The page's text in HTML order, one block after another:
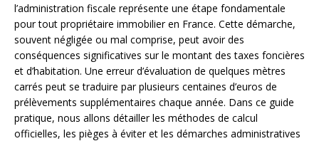
l’administration fiscale représente une étape fondamentale
pour tout propriétaire immobilier en France. Cette démarche,
souvent négligée ou mal comprise, peut avoir des
conséquences significatives sur le montant des taxes foncières
et d’habitation. Une erreur d’évaluation de quelques mètres
carrés peut se traduire par plusieurs centaines d’euros de
prélèvements supplémentaires chaque année. Dans ce guide
pratique, nous allons détailler les méthodes de calcul
officielles, les pièges à éviter et les démarches administratives